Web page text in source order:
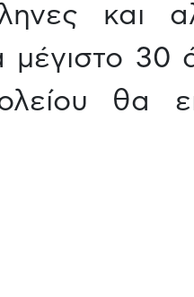
και
μέγιστο 30
θα